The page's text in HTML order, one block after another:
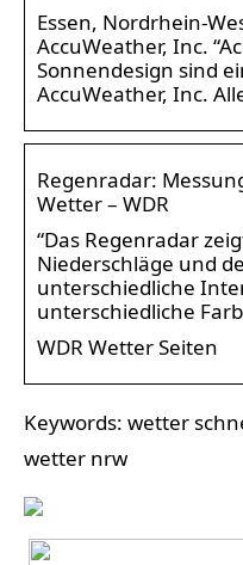
Essen, Nordrhein-
AccuWeather, Inc.
Sonnendesign sind
AccuWeather, Inc.
Regenradar:
Wetter – WDR
“Das Regenradar
Niederschläge und
unterschiedliche
unterschiedliche
WDR Wetter Seiten
Keywords: wetter
wetter nrw